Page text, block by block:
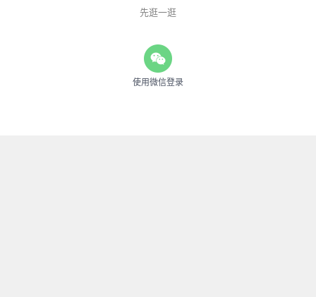
先逛一逛
使用微信登录